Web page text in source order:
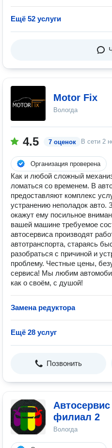
Ещё 52 услуги
Motor Fix
Вологда
4.5 7 оценок В сети 2
Организация проверена
Как и любой сложный
ломаться со временем. В
предоставляют комплекс
устранению неполадок авто.
окажут ему посильное
вашей машине требуемое
автосервиса производят
автотранспорта, стараясь
разобраться с причиной и
проблему. Честные цены,
сервиса! Мы любим
как о своём, с душой!
Замена редуктора
Ещё 28 услуг
Позвонить
филиал 2
Вологда